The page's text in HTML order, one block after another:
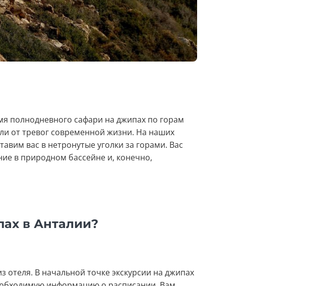
полнодневного сафари на джипах по горам
от тревог современной жизни. На наших
вас в нетронутые уголки за горами. Вас
в природном бассейне и, конечно,
в Анталии?
отеля. В начальной точке экскурсии на джипах